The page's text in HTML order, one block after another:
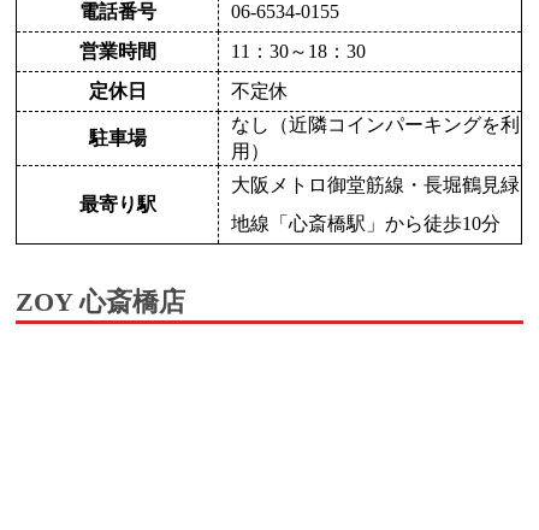
電話番号
06-6534-0155
営業時間
11：30～18：30
定休日
不定休
駐車場
なし（近隣コインパーキングを利
用）
最寄り駅
大阪メトロ御堂筋線・長堀鶴見緑
地線「心斎橋駅」から徒歩10分
ZOY 心斎橋店